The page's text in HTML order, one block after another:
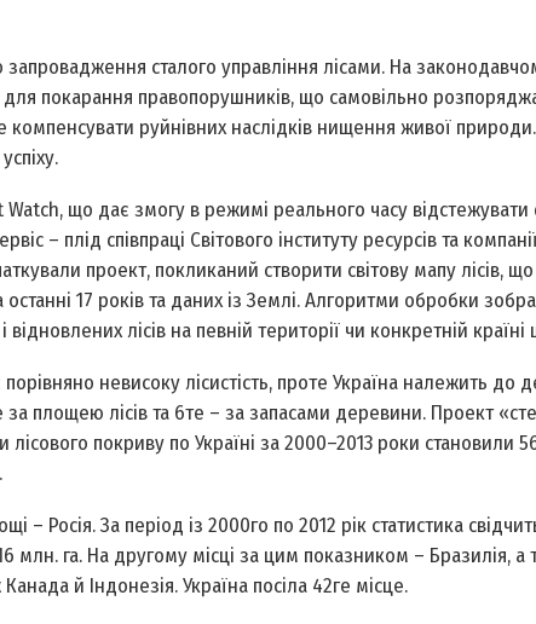
сталого управління лісами. На
покарання правопорушників, що самовільно
руйнівних наслідків нищення живої
що дає змогу в режимі реального часу відстежувати
– плід співпраці Світового інституту ресурсів та
проект, покликаний створити світову мапу лісів, що
17 років та даних із Землі. Алгоритми обробки
лісів на певній території чи конкретній країні
невисоку лісистість, проте Україна належить до
площею лісів та 6­те – за запасами деревини. Проект
покриву по Україні за 2000–2013 роки становили
– Росія. За період із 2000­го по 2012 рік статистика
млн. га. На другому місці за цим показником – Бразилія, а
й Індонезія. Україна посіла 42­ге місце.